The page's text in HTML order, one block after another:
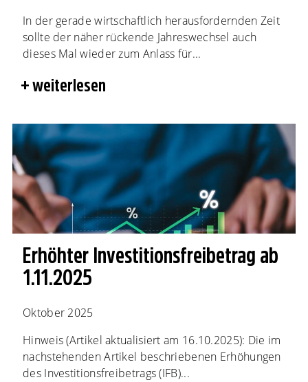
In der gerade wirtschaftlich herausfordernden Zeit
sollte der näher rückende Jahreswechsel auch
dieses Mal wieder zum Anlass für...
weiterlesen
Erhöhter Investitionsfreibetrag ab
1.11.2025
Oktober 2025
Hinweis (Artikel aktualisiert am 16.10.2025): Die im
nachstehenden Artikel beschriebenen Erhöhungen
des Investitionsfreibetrags (IFB)...